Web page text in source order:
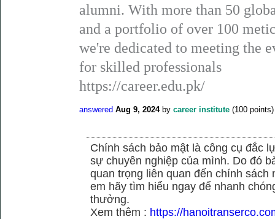
alumni. With more than 50
and a portfolio of over 100
we're dedicated to meeting the
for skilled professionals
https://career.edu.pk/
answered Aug 9, 2024 by career institute (100 points)
Chính sách bảo mật là công cụ đắc
sự chuyên nghiệp của mình. Do đó
quan trọng liên quan đến chính
em hãy tìm hiểu ngay để nhanh
thưởng.
Xem thêm : https://